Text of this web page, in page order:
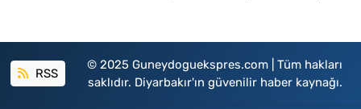
RSS
© 2025 Guneydoguekspres.com | Tüm hakları
saklıdır. Diyarbakır'ın güvenilir haber kaynağı.